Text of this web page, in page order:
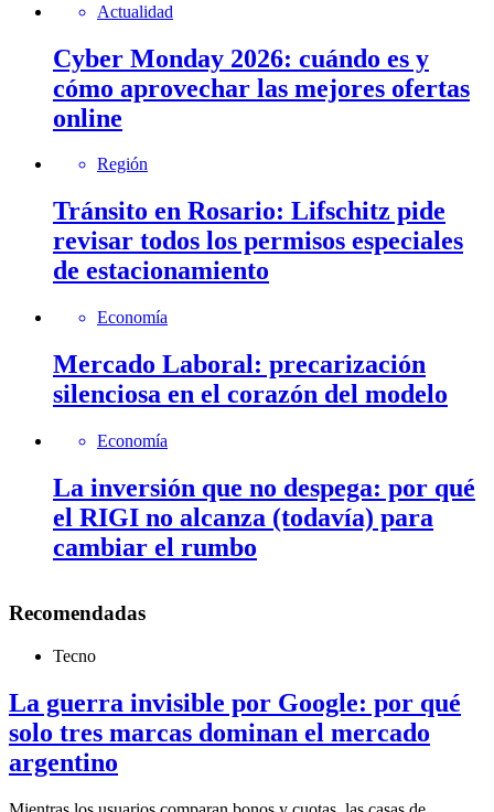
Actualidad
Cyber Monday 2026: cuándo es y
cómo aprovechar las mejores ofertas
online
Región
Tránsito en Rosario: Lifschitz pide
revisar todos los permisos especiales
de estacionamiento
Economía
Mercado Laboral: precarización
silenciosa en el corazón del modelo
Economía
La inversión que no despega: por qué
el RIGI no alcanza (todavía) para
cambiar el rumbo
Recomendadas
Tecno
La guerra invisible por Google: por qué
solo tres marcas dominan el mercado
argentino